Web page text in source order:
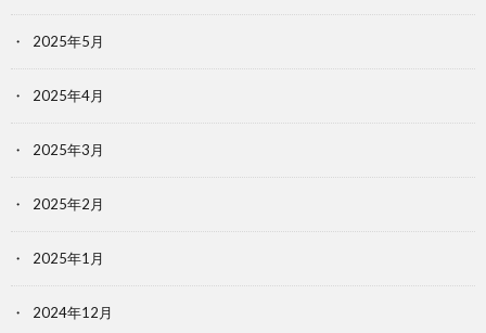
2025年5月
2025年4月
2025年3月
2025年2月
2025年1月
2024年12月